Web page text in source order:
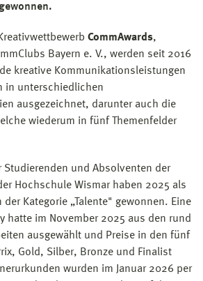
CommAwards,
Bayern e. V., werden seit 2016
kreative Kommunikationsleistungen
in unterschiedlichen
ausgezeichnet, darunter auch die
wiederum in fünf Themenfelder
Studierenden und Absolventen der
Hochschule Wismar haben 2025 als
Kategorie „Talente" gewonnen. Eine
hatte im November 2025 aus den rund
ausgewählt und Preise in den fünf
Gold, Silber, Bronze und Finalist
wurden im Januar 2026 per